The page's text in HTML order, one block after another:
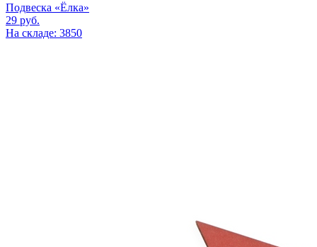
Подвеска «Ёлка»
29 руб.
На складе: 3850